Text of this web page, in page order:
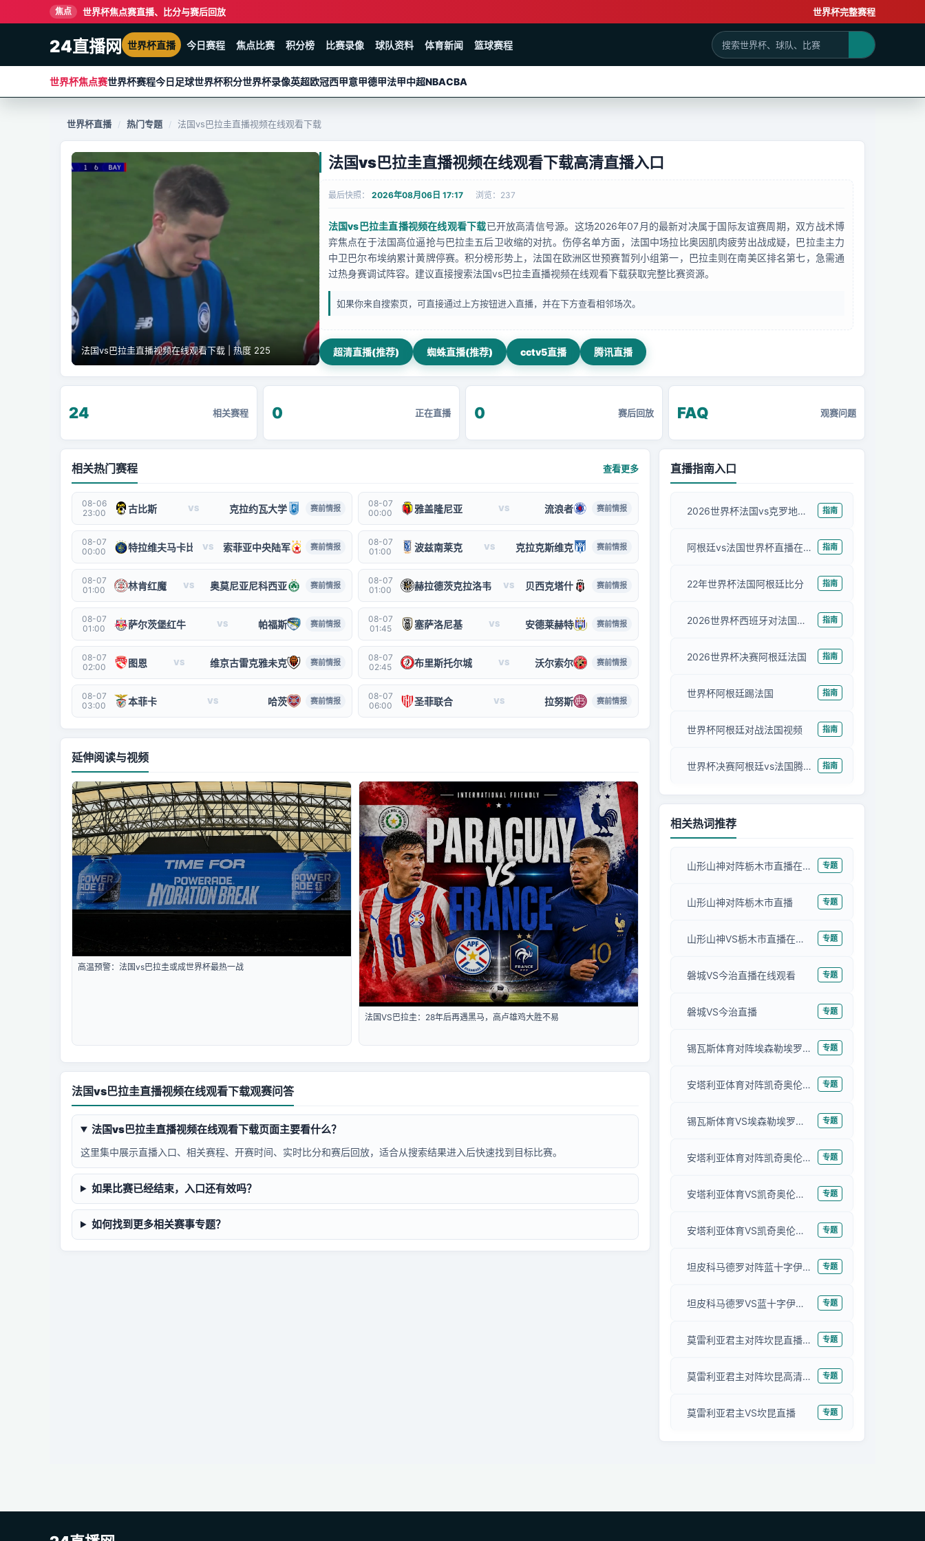
焦点 世界杯焦点赛直播、比分与赛后回放 世界杯完整赛程
24直播网 世界杯直播 今日赛程 焦点比赛 积分榜 比赛录像 球队资料 体育新闻 篮球赛程
世界杯焦点赛世界杯赛程今日足球世界杯积分世界杯录像英超欧冠西甲意甲德甲法甲中超NBACBA
世界杯直播 / 热门专题 / 法国vs巴拉圭直播视频在线观看下载
法国vs巴拉圭直播视频在线观看下载 | 热度 225
法国vs巴拉圭直播视频在线观看下载高清直播入口
最后快照： 2026年08月06日 17:17 浏览：237
法国vs巴拉圭直播视频在线观看下载已开放高清信号源。这场2026年07月的最新对决属于国际友谊赛周期，双方战术博
弈焦点在于法国高位逼抢与巴拉圭五后卫收缩的对抗。伤停名单方面，法国中场拉比奥因肌肉疲劳出战成疑，巴拉圭主力
中卫巴尔布埃纳累计黄牌停赛。积分榜形势上，法国在欧洲区世预赛暂列小组第一，巴拉圭则在南美区排名第七，急需通
过热身赛调试阵容。建议直接搜索法国vs巴拉圭直播视频在线观看下载获取完整比赛资源。
如果你来自搜索页，可直接通过上方按钮进入直播，并在下方查看相邻场次。
超清直播(推荐) 蜘蛛直播(推荐) cctv5直播 腾讯直播
24 相关赛程 0 正在直播 0 赛后回放 FAQ 观赛问题
相关热门赛程 查看更多
08-06
23:00
古比斯 VS 克拉约瓦大学 赛前情报
08-07
00:00
雅盖隆尼亚 VS 流浪者 赛前情报
08-07
00:00
特拉维夫马卡比 VS 索菲亚中央陆军 赛前情报
08-07
01:00
波兹南莱克 VS 克拉克斯维克 赛前情报
08-07
01:00
林肯红魔 VS 奥莫尼亚尼科西亚 赛前情报
08-07
01:00
赫拉德茨克拉洛韦 VS 贝西克塔什 赛前情报
08-07
01:00
萨尔茨堡红牛 VS 帕福斯 赛前情报
08-07
01:45
塞萨洛尼基 VS 安德莱赫特 赛前情报
08-07
02:00
图恩 VS 维京古雷克雅未克 赛前情报
08-07
02:45
布里斯托尔城 VS 沃尔索尔 赛前情报
08-07
03:00
本菲卡 VS 哈茨 赛前情报
08-07
06:00
圣菲联合 VS 拉努斯 赛前情报
延伸阅读与视频
高温预警：法国vs巴拉圭或成世界杯最热一战
法国VS巴拉圭：28年后再遇黑马，高卢雄鸡大胜不易
法国vs巴拉圭直播视频在线观看下载观赛问答
法国vs巴拉圭直播视频在线观看下载页面主要看什么？
这里集中展示直播入口、相关赛程、开赛时间、实时比分和赛后回放，适合从搜索结果进入后快速找到目标比赛。
如果比赛已经结束，入口还有效吗？
如何找到更多相关赛事专题？
直播指南入口
2026世界杯法国vs克罗地亚数据 指南
阿根廷vs法国世界杯直播在线观看 指南
22年世界杯法国阿根廷比分 指南
2026世界杯西班牙对法国比赛结果 指南
2026世界杯决赛阿根廷法国 指南
世界杯阿根廷踢法国 指南
世界杯阿根廷对战法国视频 指南
世界杯决赛阿根廷vs法国腾讯视频 指南
相关热词推荐
山形山神对阵栃木市直播在线观看 专题
山形山神对阵栃木市直播 专题
山形山神VS栃木市直播在线观看 专题
磐城VS今治直播在线观看 专题
磐城VS今治直播 专题
锡瓦斯体育对阵埃森勒埃罗克斯波尔直播在线观看 专题
安塔利亚体育对阵凯奇奥伦古库高清直播 专题
锡瓦斯体育VS埃森勒埃罗克斯波尔在线直播 专题
安塔利亚体育对阵凯奇奥伦古库直播 专题
安塔利亚体育VS凯奇奥伦古库高清直播 专题
安塔利亚体育VS凯奇奥伦古库直播 专题
坦皮科马德罗对阵蓝十字伊达尔戈在线直播 专题
坦皮科马德罗VS蓝十字伊达尔戈高清直播 专题
莫雷利亚君主对阵坎昆直播在线观看 专题
莫雷利亚君主对阵坎昆高清直播 专题
莫雷利亚君主VS坎昆直播 专题